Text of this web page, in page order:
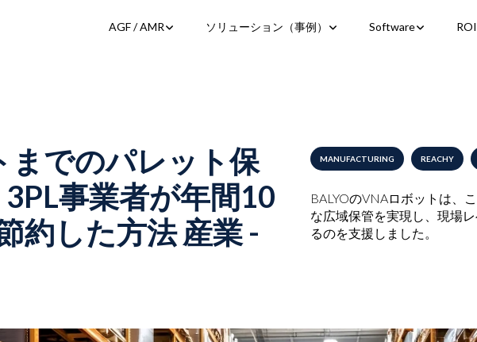
AGF / AMRShow submenu for AGF / AMR
ソリューション（事例） Show submenu for ソリュ
SoftwareShow ROI
までのパレット保
事業者が年間10
約した方法 産業 -
MANUFACTURING REACHY
BALYOのVNAロボットは、
な広域保管を実現し、現場
るのを支援しました。